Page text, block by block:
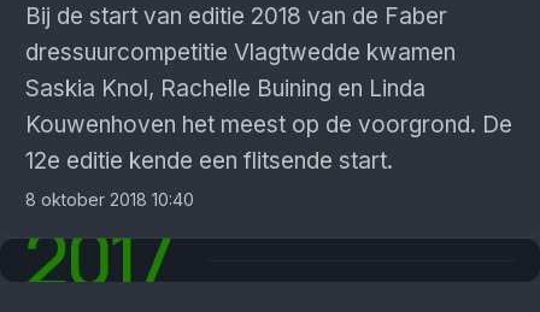
Bij de start van editie 2018 van de Faber
dressuurcompetitie Vlagtwedde kwamen
Saskia Knol, Rachelle Buining en Linda
Kouwenhoven het meest op de voorgrond. De
12e editie kende een flitsende start.
8 oktober 2018 10:40
2017